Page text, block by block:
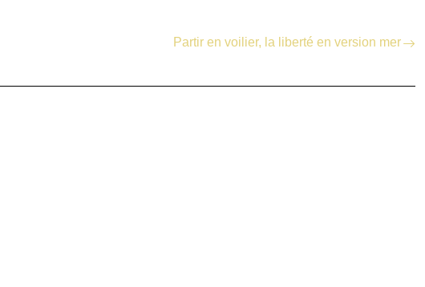
Partir en voilier, la liberté en version mer